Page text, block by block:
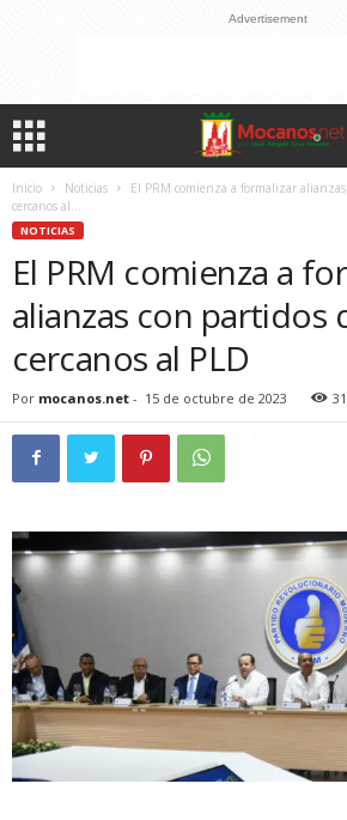
Advertisement
Inicio Noticias
El PRM comienza a formalizar
cercanos al...
NOTICIAS
El PRM comienza a
alianzas con partidos
cercanos al PLD
Por mocanos.net - 15 de octubre de 2023